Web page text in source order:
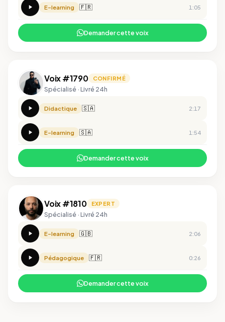
E-learning 🇫🇷 1:05
Demander cette voix
Voix #1790 CONFIRMÉ
Spécialisé · Livré 24h
Didactique 🇸🇦 2:17
E-learning 🇸🇦 1:54
Demander cette voix
Voix #1810 EXPERT
Spécialisé · Livré 24h
E-learning 🇬🇧 2:06
Pédagogique 🇫🇷 0:26
Demander cette voix